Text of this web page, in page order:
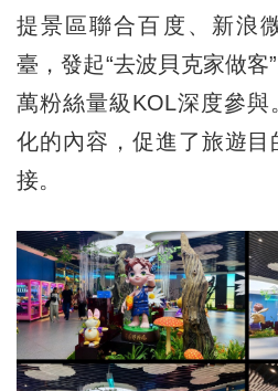
提景區聯合百度、新浪
臺，發起“去波貝克家做
萬粉絲量級KOL深度參
化的內容，促進了旅遊
接。